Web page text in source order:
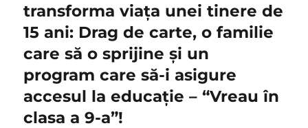
articole
anterior:
transforma viața unei tinere de
15 ani: Drag de carte, o familie
care să o sprijine și un
program care să-i asigure
accesul la educație – “Vreau în
clasa a 9-a”!